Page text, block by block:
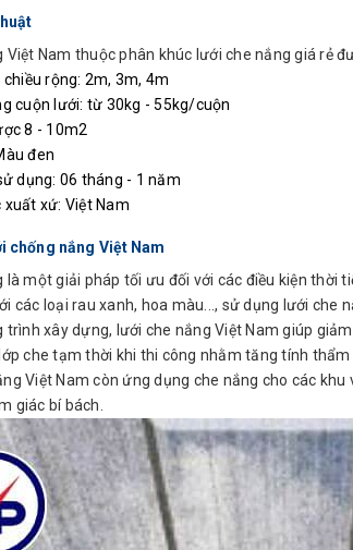
Việt Nam thuộc phân khúc lưới che nắng giá rẻ
chiều rộng: 2m, 3m, 4m
cuộn lưới: từ 30kg - 55kg/cuộn
8 - 10m2
đen
dụng: 06 tháng - 1 năm
xuất xứ: Việt Nam
chống nắng Việt Nam
là một giải pháp tối ưu đối với các điều kiện
các loại rau xanh, hoa màu..., sử dụng lưới che
trình xây dựng, lưới che nắng Việt Nam giúp
che tạm thời khi thi công nhằm tăng tính
Việt Nam còn ứng dụng che nắng cho các
giác bí bách.